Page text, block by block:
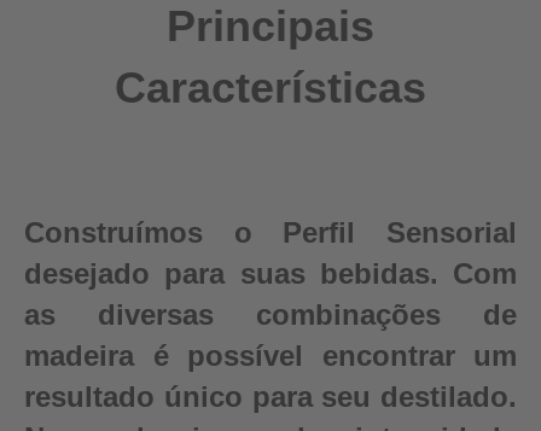
Principais
Características
Construímos o Perfil Sensorial
desejado para suas bebidas. Com
as diversas combinações de
madeira é possível encontrar um
resultado único para seu destilado.